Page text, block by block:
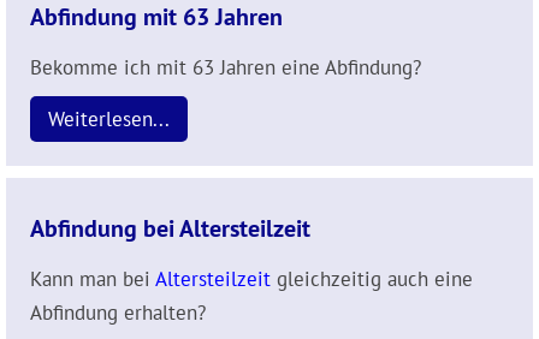
Abfindung mit 63 Jahren
Bekomme ich mit 63 Jahren eine Abfindung?
Weiterlesen...
Abfindung bei Altersteilzeit
Kann man bei Altersteilzeit gleichzeitig auch eine
Abfindung erhalten?